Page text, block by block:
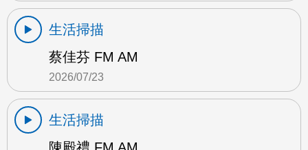
生活掃描
蔡佳芬 FM AM
2026/07/23
生活掃描